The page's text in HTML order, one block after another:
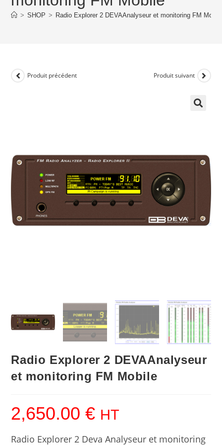
> SHOP > Radio Explorer 2 DEVAAnalyseur et monitoring FM
Produit précédent Produit suivant
Radio Explorer 2 DEVAAnalyseur
et monitoring FM Mobile
2,650.00€ HT
Radio Explorer 2 Deva Analyseur et monitoring